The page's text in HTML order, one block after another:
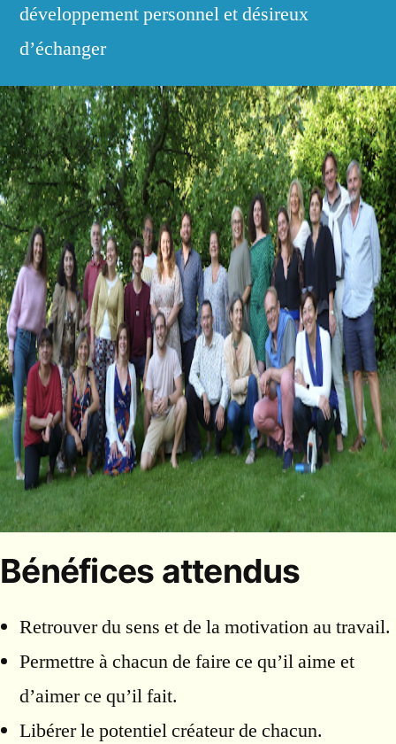
développement personnel et désireux
d’échanger
Bénéfices attendus
Retrouver du sens et de la motivation au travail.
Permettre à chacun de faire ce qu’il aime et
d’aimer ce qu’il fait.
Libérer le potentiel créateur de chacun.